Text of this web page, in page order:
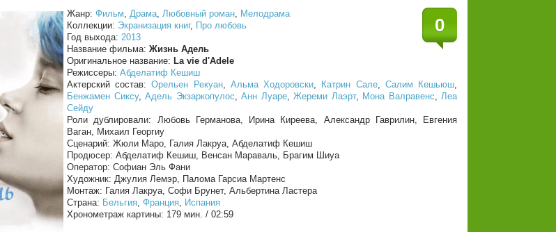
0
Жанр: Фильм, Драма, Любовный роман, Мелодрама
Коллекции: Экранизация книг, Про любовь
Год выхода: 2013
Название фильма: Жизнь Адель
Оригинальное название: La vie d'Adele
Режиссеры: Абделатиф Кешиш
Актерский состав:Орельен Рекуан, Альма Ходоровски, Катрин Сале, Салим Кешьюш,
Бенжамен Сиксу, Адель Экзаркопулос, Анн Луаре, Жереми Лаэрт, Мона Валравенс, Леа
Сейду
Роли дублировали: Любовь Германова, Ирина Киреева, Александр Гаврилин, Евгения
Ваган, Михаил Георгиу
Сценарий: Жюли Маро, Галия Лакруа, Абделатиф Кешиш
Продюсер: Абделатиф Кешиш, Венсан Мараваль, Брагим Шиуа
Оператор: Софиан Эль Фани
Художник: Джулия Лемэр, Палома Гарсиа Мартенс
Монтаж: Галия Лакруа, Софи Брунет, Альбертина Ластера
Страна: Бельгия, Франция, Испания
Хронометраж картины: 179 мин. / 02:59